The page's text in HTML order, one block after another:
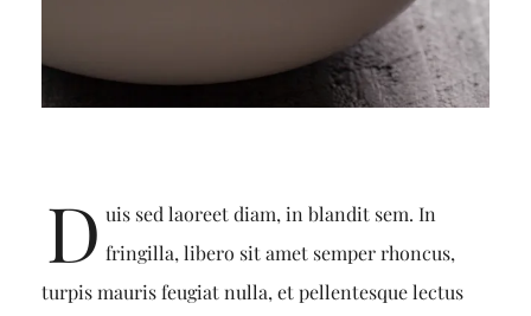
D uis sed laoreet diam, in blandit sem. In
fringilla, libero sit amet semper rhoncus,
turpis mauris feugiat nulla, et pellentesque lectus